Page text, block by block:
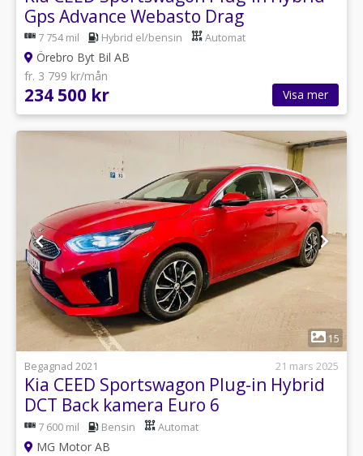
Gps Advance Webasto Drag
7 754 mil Hybrid el/bensin Automat
Örebro Byt Bil AB
fr. 3 799 kr/mån
234 500 kr Visa mer
15
Begagnad 2021
21 mars 2025
Kia CEED Sportswagon Plug-in Hybrid
DCT Back kamera Euro 6
7 600 mil Bensin Automat
MG Motor AB